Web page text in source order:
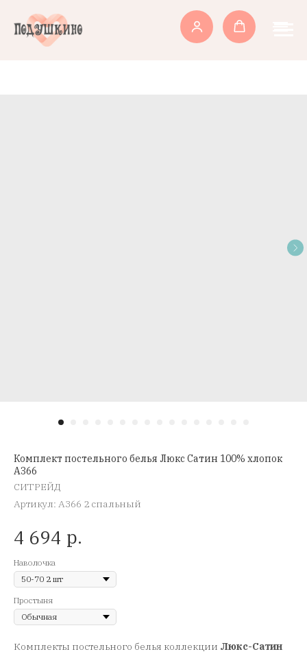
Комплект постельного белья Люкс Сатин 100% хлопок
A366
СИТРЕЙД
Артикул: A366 2 спальный
4 694 р.
Наволочка
Простыня
Комплекты постельного белья коллекции Люкс-Сатин